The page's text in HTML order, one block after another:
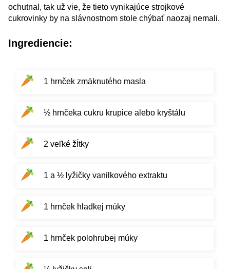
ochutnal, tak už vie, že tieto vynikajúce strojkové
cukrovinky by na slávnostnom stole chýbať naozaj nemali.
Ingrediencie:
1 hrnček zmäknutého masla
½ hrnčeka cukru krupice alebo kryštálu
2 veľké žĺtky
1 a ½ lyžičky vanilkového extraktu
1 hrnček hladkej múky
1 hrnček polohrubej múky